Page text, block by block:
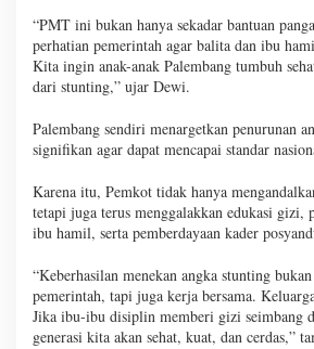
“PMT ini bukan hanya sekadar bantuan
perhatian pemerintah agar balita dan ibu
Kita ingin anak-anak Palembang tumbuh
dari stunting,” ujar Dewi.
Palembang sendiri menargetkan penurunan
signifikan agar dapat mencapai standar
Karena itu, Pemkot tidak hanya
tetapi juga terus menggalakkan edukasi gizi,
ibu hamil, serta pemberdayaan kader
“Keberhasilan menekan angka stunting
pemerintah, tapi juga kerja bersama.
Jika ibu-ibu disiplin memberi gizi seimbang
generasi kita akan sehat, kuat, dan cerdas,”